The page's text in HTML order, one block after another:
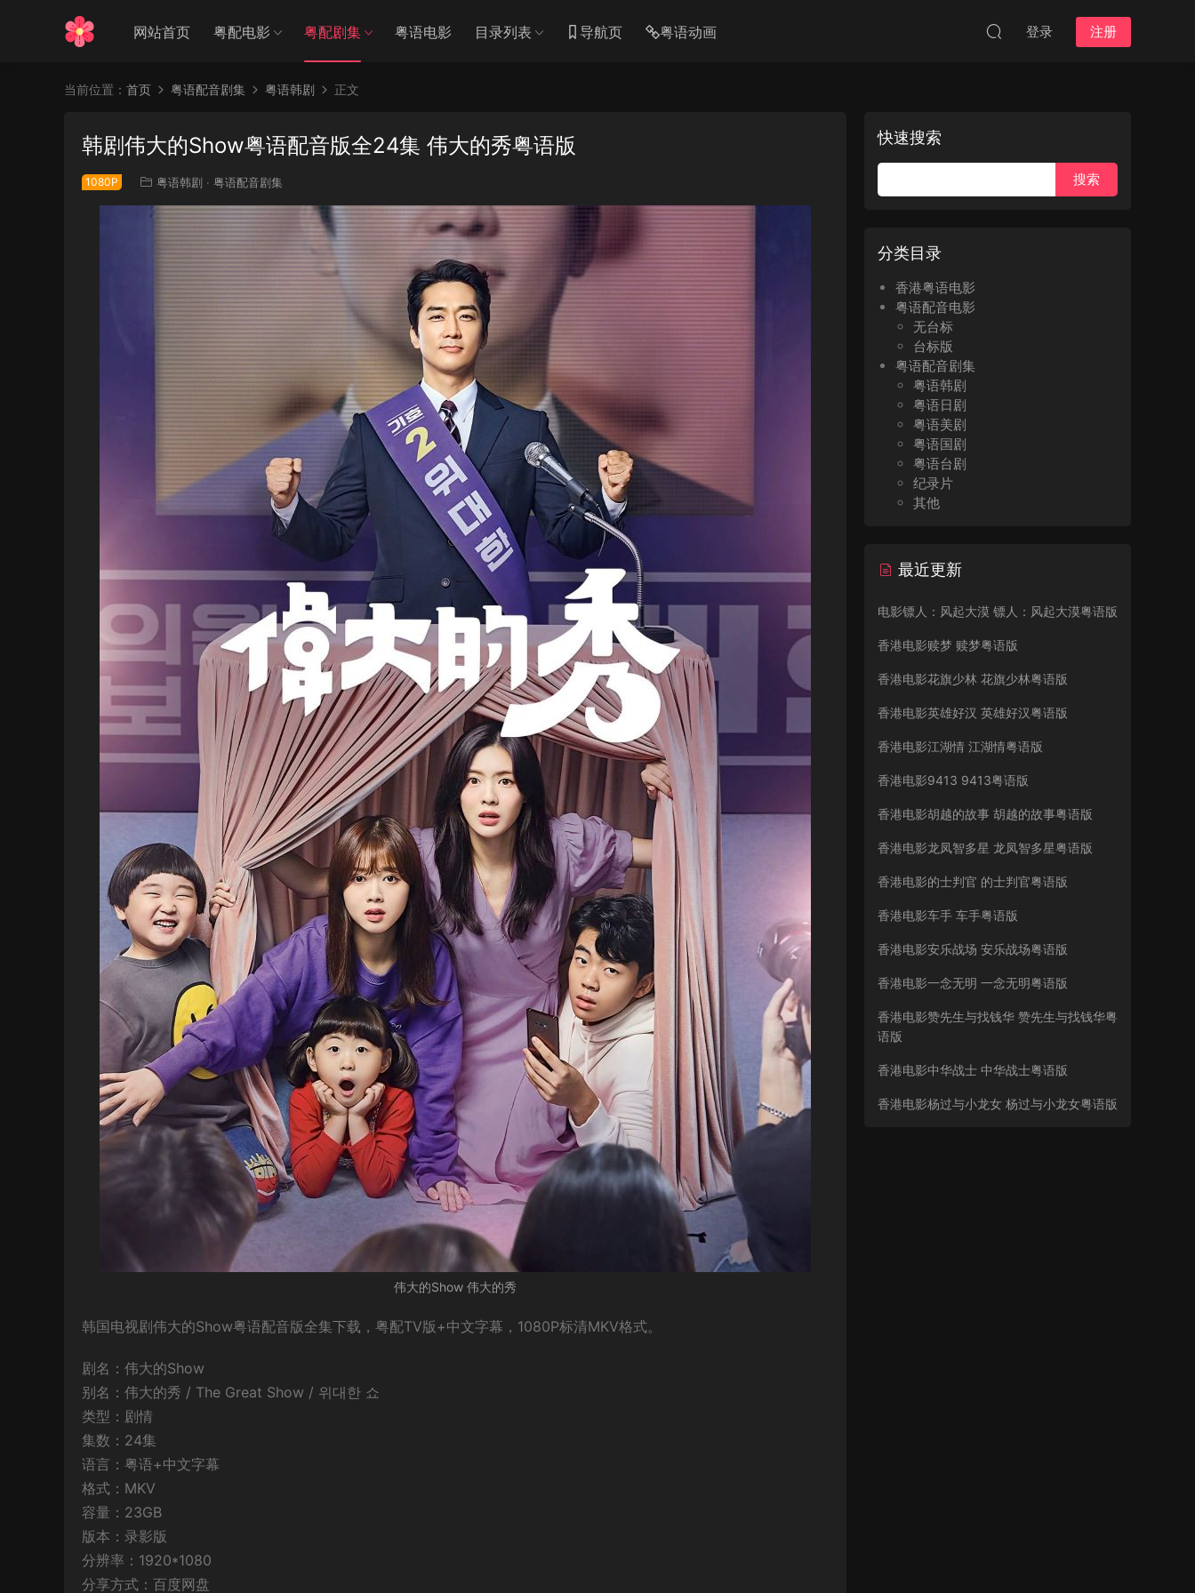
网站首页 粤配电影 粤配剧集 粤语电影 目录列表 导航页 粤语动画 登录 注册
当前位置： 首页 粤语配音剧集 粤语韩剧 正文
韩剧伟大的Show粤语配音版全24集 伟大的秀粤语版
1080P 粤语韩剧 · 粤语配音剧集
伟大的Show 伟大的秀
韩国电视剧伟大的Show粤语配音版全集下载，粤配TV版+中文字幕，1080P标清MKV格式。
剧名：伟大的Show
别名：伟大的秀 / The Great Show / 위대한 쇼
类型：剧情
集数：24集
语言：粤语+中文字幕
格式：MKV
容量：23GB
版本：录影版
分辨率：1920*1080
分享方式：百度网盘
快速搜索
分类目录
香港粤语电影
粤语配音电影
无台标
台标版
粤语配音剧集
粤语韩剧
粤语日剧
粤语美剧
粤语国剧
粤语台剧
纪录片
其他
最近更新
电影镖人：风起大漠 镖人：风起大漠粤语版
香港电影赎梦 赎梦粤语版
香港电影花旗少林 花旗少林粤语版
香港电影英雄好汉 英雄好汉粤语版
香港电影江湖情 江湖情粤语版
香港电影9413 9413粤语版
香港电影胡越的故事 胡越的故事粤语版
香港电影龙凤智多星 龙凤智多星粤语版
香港电影的士判官 的士判官粤语版
香港电影车手 车手粤语版
香港电影安乐战场 安乐战场粤语版
香港电影一念无明 一念无明粤语版
香港电影赞先生与找钱华 赞先生与找钱华粤
语版
香港电影中华战士 中华战士粤语版
香港电影杨过与小龙女 杨过与小龙女粤语版